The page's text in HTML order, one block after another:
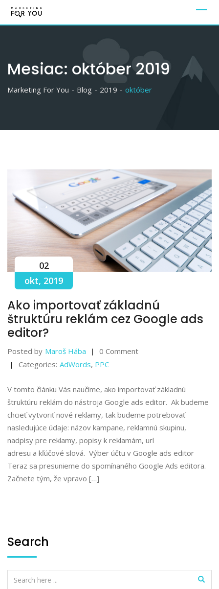
Mesiac: október 2019
Marketing For You - Blog - 2019 - október
02
okt, 2019
Ako importovať základnú
štruktúru reklám cez Google ads
editor?
Posted by Maroš Hába
0 Comment
Categories: AdWords, PPC
V tomto článku Vás naučíme, ako importovať základnú
štruktúru reklám do nástroja Google ads editor. Ak budeme
chcieť vytvoriť nové reklamy, tak budeme potrebovať
nasledujúce údaje: názov kampane, reklamnú skupinu,
nadpisy pre reklamy, popisy k reklamám, url
adresu a kľúčové slová. Výber účtu v Google ads editor
Teraz sa presunieme do spomínaného Google Ads editora.
Začnete tým, že vpravo […]
Search